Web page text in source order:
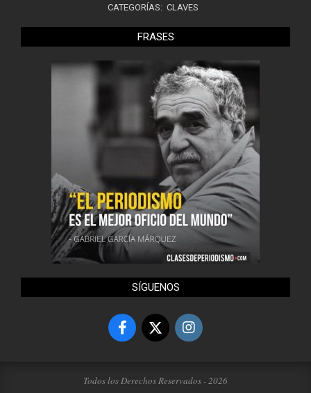
CATEGORÍAS: CLAVES
FRASES
SÍGUENOS
Todos los Derechos Reservados - 2026